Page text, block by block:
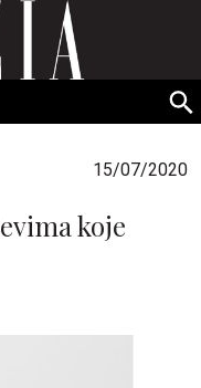
Srbija
15/07/2020
koje